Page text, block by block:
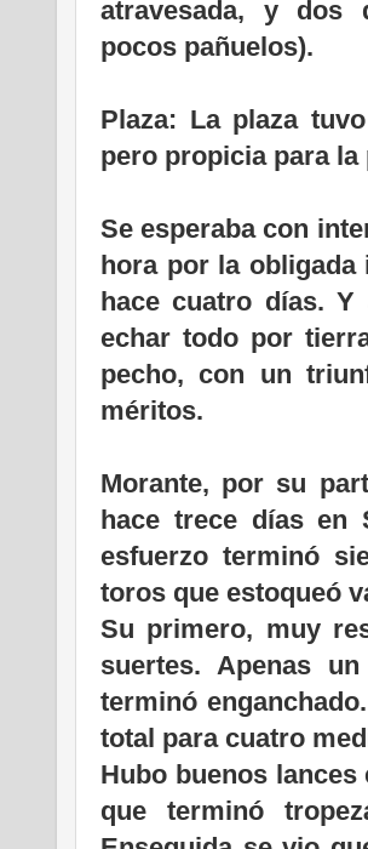
atravesada, y dos
pocos pañuelos).
Plaza: La plaza
pero propicia para
Se esperaba con
hora por la obligada
hace cuatro días.
echar todo por
pecho, con un
méritos.
Morante, por su
hace trece días en
esfuerzo terminó
toros que estoqueó
Su primero, muy
suertes. Apenas
terminó
total para cuatro
Hubo buenos
que terminó